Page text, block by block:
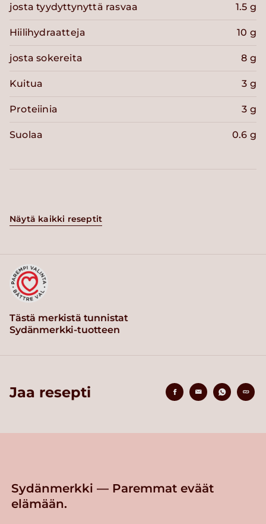
josta tyydyttynyttä rasvaa 1.5 g
Hiilihydraatteja 10 g
josta sokereita 8 g
Kuitua 3 g
Proteiinia 3 g
Suolaa 0.6 g
Näytä kaikki reseptit
Tästä merkistä tunnistat
Sydänmerkki-tuotteen
Jaa resepti
Sydänmerkki — Paremmat eväät
elämään.